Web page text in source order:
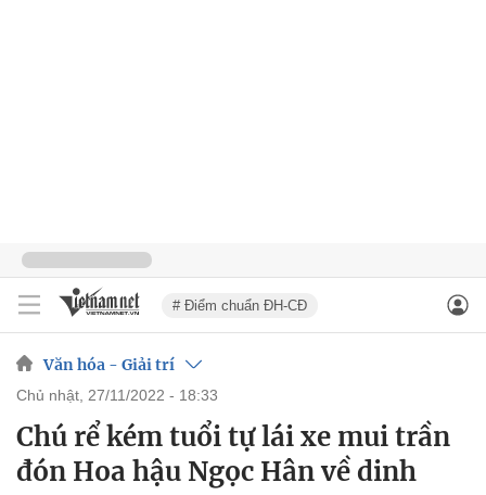
# Điểm chuẩn ĐH-CĐ
Văn hóa - Giải trí
chủ nhật, 27/11/2022 - 18:33
Chú rể kém tuổi tự lái xe mui trần
đón Hoa hậu Ngọc Hân về dinh